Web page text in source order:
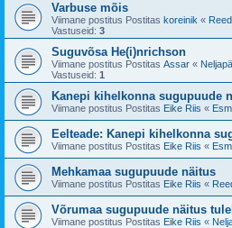
Varbuse mõis
Viimane postitus Postitas koreinik «
Vastuseid: 3
Suguvõsa He(i)nrichson
Viimane postitus Postitas Assar «
Vastuseid: 1
Kanepi kihelkonna sugupuude
Viimane postitus Postitas Eike Riis «
Eelteade: Kanepi kihelkonna
Viimane postitus Postitas Eike Riis «
Mehkamaa sugupuude näitus
Viimane postitus Postitas Eike Riis «
Võrumaa sugupuude näitus
Viimane postitus Postitas Eike Riis «